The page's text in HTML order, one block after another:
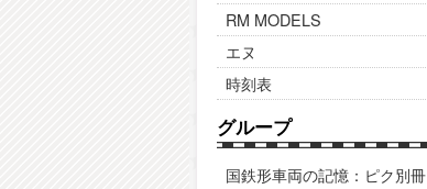
RM MODELS
エヌ
時刻表
グループ
国鉄形車両の記憶：ピク別冊